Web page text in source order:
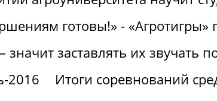
готовы!» -
значит заставлять их звучать
2016
Итоги соревнований